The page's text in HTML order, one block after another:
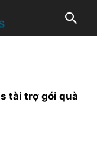
tài trợ gói quà